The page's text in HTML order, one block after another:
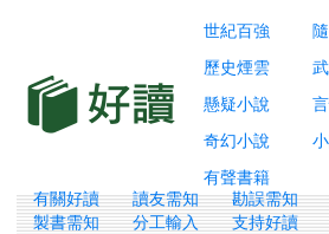
世紀百強
歷史煙雲
懸疑小說
奇幻小說
有聲書籍
有關好讀 讀友需知
勘誤需知
製書需知
分工輸入
支持好讀